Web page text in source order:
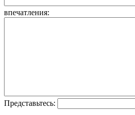
впечатления:
Представьтесь: